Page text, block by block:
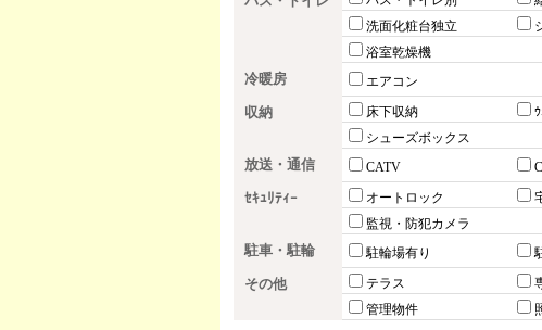
洗面化粧台独立
浴室乾燥機
冷暖房 エアコン
収納 床下収納
シューズボックス
放送・通信 CATV
ｾｷｭﾘﾃｨｰ オートロック
監視・防犯カメラ
駐車・駐輪 駐輪場有り
その他 テラス
管理物件